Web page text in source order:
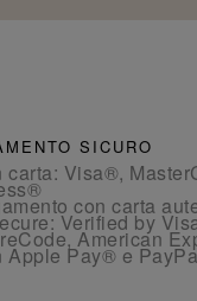
SICURO
carta: Visa®,
con carta
Verified by
American
Apple Pay® e